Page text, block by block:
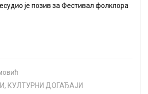
је позив за Фестивал фолклора
, КУЛТУРНИ ДОГАЂАЈИ